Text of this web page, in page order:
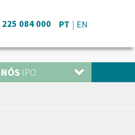
225 084 000 PT EN
NÓS IPO